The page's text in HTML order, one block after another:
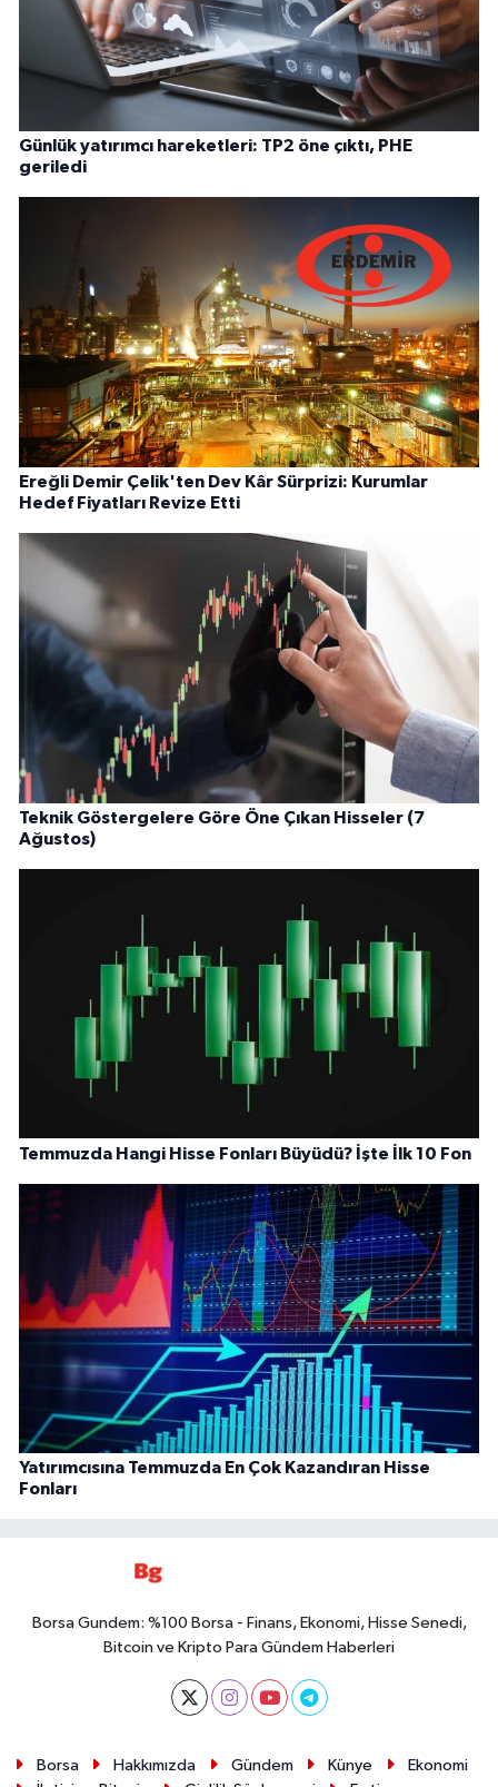
Günlük yatırımcı hareketleri: TP2 öne çıktı, PHE
geriledi
Ereğli Demir Çelik'ten Dev Kâr Sürprizi: Kurumlar
Hedef Fiyatları Revize Etti
Teknik Göstergelere Göre Öne Çıkan Hisseler (7
Ağustos)
Temmuzda Hangi Hisse Fonları Büyüdü? İşte İlk 10 Fon
Yatırımcısına Temmuzda En Çok Kazandıran Hisse
Fonları
Borsa Gundem: %100 Borsa - Finans, Ekonomi, Hisse Senedi,
Bitcoin ve Kripto Para Gündem Haberleri
Borsa Hakkımızda Gündem Künye
Ekonomi